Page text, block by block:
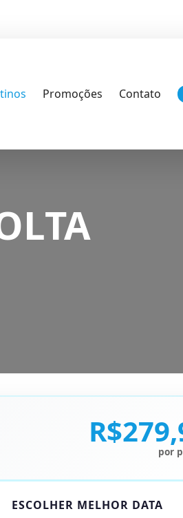
Promoções Contato
por
ESCOLHER MELHOR DATA